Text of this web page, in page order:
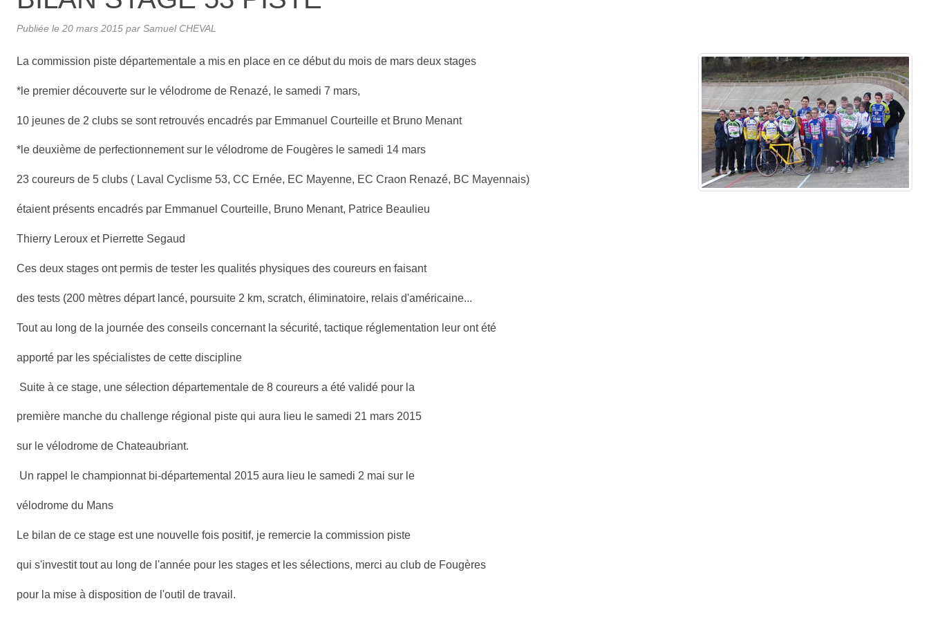
Publiée le 20 mars 2015 par Samuel CHEVAL
La commission piste départementale a mis en place en ce début du mois de mars deux stages
*le premier découverte sur le vélodrome de Renazé, le samedi 7 mars,
10 jeunes de 2 clubs se sont retrouvés encadrés par Emmanuel Courteille et Bruno Menant
*le deuxième de perfectionnement sur le vélodrome de Fougères le samedi 14 mars
23 coureurs de 5 clubs ( Laval Cyclisme 53, CC Ernée, EC Mayenne, EC Craon Renazé, BC Mayennais)
étaient présents encadrés par Emmanuel Courteille, Bruno Menant, Patrice Beaulieu
Thierry Leroux et Pierrette Segaud
Ces deux stages ont permis de tester les qualités physiques des coureurs en faisant
des tests (200 mètres départ lancé, poursuite 2 km, scratch, éliminatoire, relais d'américaine...
Tout au long de la journée des conseils concernant la sécurité, tactique réglementation leur ont été
apporté par les spécialistes de cette discipline
Suite à ce stage, une sélection départementale de 8 coureurs a été validé pour la
première manche du challenge régional piste qui aura lieu le samedi 21 mars 2015
sur le vélodrome de Chateaubriant.
Un rappel le championnat bi-départemental 2015 aura lieu le samedi 2 mai sur le
vélodrome du Mans
Le bilan de ce stage est une nouvelle fois positif, je remercie la commission piste
qui s'investit tout au long de l'année pour les stages et les sélections, merci au club de Fougères
pour la mise à disposition de l'outil de travail.